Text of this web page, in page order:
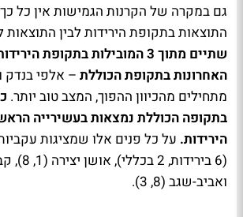
גם במקרה של הקרנות הגמישות אין כל כך
התוצאות בתקופת הירידות לבין
האחרונות בתקופת הכוללת – אלפי בנדק
מתחילים מהכיוון ההפוך, המצב טוב יותר.
בתקופה הכוללת נמצאות בעשירייה
הירידות. על כל פנים אלו שמציגות
ואביב-שגב (8, 3).